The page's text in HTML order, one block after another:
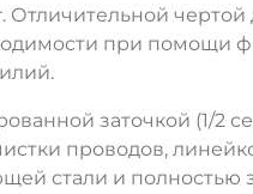
Отличительной
при помощи
заточкой (1/2
проводов,
стали и полностью